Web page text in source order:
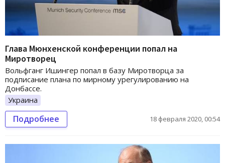
Глава Мюнхенской конференции попал на
Миротворец
Вольфганг Ишингер попал в базу Миротворца за
подписание плана по мирному урегулированию на
Донбассе.
Украина
Подробнее 18 февраля 2020, 00:54